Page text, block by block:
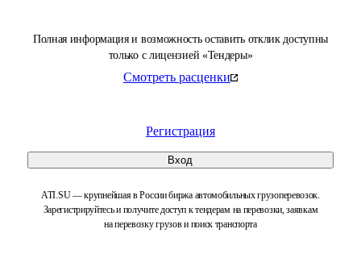
Полная информация и возможность оставить отклик доступны
только с лицензией «Тендеры»
Смотреть расценки
Регистрация
Вход
ATI.SU — крупнейшая в России биржа автомобильных грузоперевозок.
Зарегистрируйтесь и получите доступ к тендерам на перевозки, заявкам
на перевозку грузов и поиск транспорта